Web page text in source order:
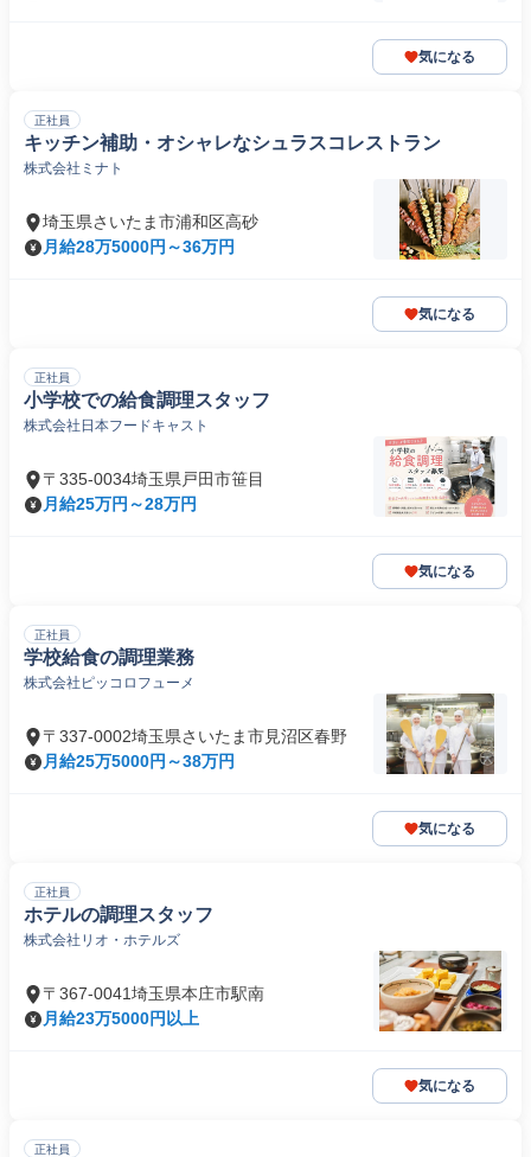
気になる
正社員
キッチン補助・オシャレなシュラスコレストラン
株式会社ミナト
埼玉県さいたま市浦和区高砂
月給28万5000円～36万円
気になる
正社員
小学校での給食調理スタッフ
株式会社日本フードキャスト
〒335-0034埼玉県戸田市笹目
月給25万円～28万円
気になる
正社員
学校給食の調理業務
株式会社ピッコロフューメ
〒337-0002埼玉県さいたま市見沼区春野
月給25万5000円～38万円
気になる
正社員
ホテルの調理スタッフ
株式会社リオ・ホテルズ
〒367-0041埼玉県本庄市駅南
月給23万5000円以上
気になる
正社員